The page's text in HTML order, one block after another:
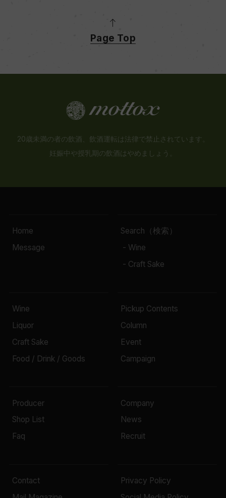
Page Top
20歳未満の者の飲酒、飲酒運転は法律で禁止されています。
妊娠中や授乳期の飲酒はやめましょう。
Home
Message
Search（検索）
- Wine
- Craft Sake
Wine
Liquor
Craft Sake
Food / Drink / Goods
Pickup Contents
Column
Event
Campaign
Producer
Shop List
Faq
Company
News
Recruit
Contact
Privacy Policy